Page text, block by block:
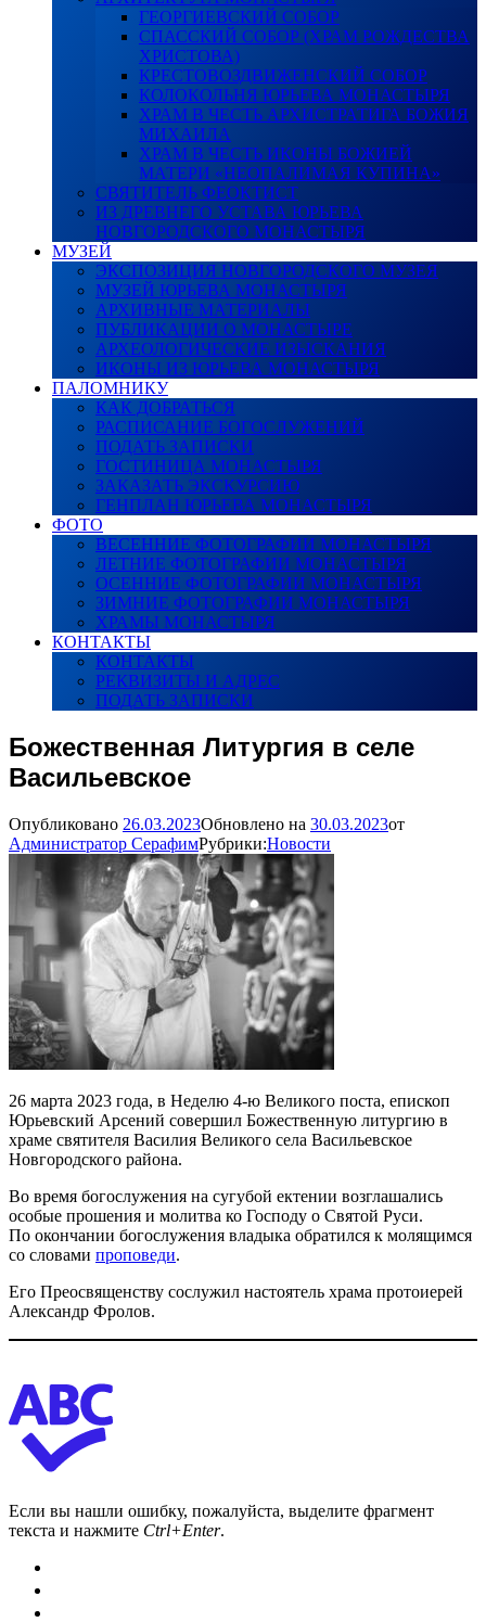
ГЕОРГИЕВСКИЙ СОБОР
СПАССКИЙ СОБОР (ХРАМ РОЖДЕСТВА
ХРИСТОВА)
КРЕСТОВОЗДВИЖЕНСКИЙ СОБОР
КОЛОКОЛЬНЯ ЮРЬЕВА МОНАСТЫРЯ
ХРАМ В ЧЕСТЬ АРХИСТРАТИГА БОЖИЯ
МИХАИЛА
ХРАМ В ЧЕСТЬ ИКОНЫ БОЖИЕЙ
МАТЕРИ «НЕОПАЛИМАЯ КУПИНА»
СВЯТИТЕЛЬ ФЕОКТИСТ
ИЗ ДРЕВНЕГО УСТАВА ЮРЬЕВА
НОВГОРОДСКОГО МОНАСТЫРЯ
МУЗЕЙ
ЭКСПОЗИЦИЯ НОВГОРОДСКОГО МУЗЕЯ
МУЗЕЙ ЮРЬЕВА МОНАСТЫРЯ
АРХИВНЫЕ МАТЕРИАЛЫ
ПУБЛИКАЦИИ О МОНАСТЫРЕ
АРХЕОЛОГИЧЕСКИЕ ИЗЫСКАНИЯ
ИКОНЫ ИЗ ЮРЬЕВА МОНАСТЫРЯ
ПАЛОМНИКУ
КАК ДОБРАТЬСЯ
РАСПИСАНИЕ БОГОСЛУЖЕНИЙ
ПОДАТЬ ЗАПИСКИ
ГОСТИНИЦА МОНАСТЫРЯ
ЗАКАЗАТЬ ЭКСКУРСИЮ
ГЕНПЛАН ЮРЬЕВА МОНАСТЫРЯ
ФОТО
ВЕСЕННИЕ ФОТОГРАФИИ МОНАСТЫРЯ
ЛЕТНИЕ ФОТОГРАФИИ МОНАСТЫРЯ
ОСЕННИЕ ФОТОГРАФИИ МОНАСТЫРЯ
ЗИМНИЕ ФОТОГРАФИИ МОНАСТЫРЯ
ХРАМЫ МОНАСТЫРЯ
КОНТАКТЫ
КОНТАКТЫ
РЕКВИЗИТЫ И АДРЕС
ПОДАТЬ ЗАПИСКИ
Божественная Литургия в селе
Васильевское
Опубликовано 26.03.2023Обновлено на 30.03.2023от
Администратор СерафимРубрики:Новости
26 марта 2023 года, в Неделю 4-ю Великого поста, епископ
Юрьевский Арсений совершил Божественную литургию в
храме святителя Василия Великого села Васильевское
Новгородского района.
Во время богослужения на сугубой ектении возглашались
особые прошения и молитва ко Господу о Святой Руси.
По окончании богослужения владыка обратился к молящимся
со словами проповеди.
Его Преосвященству сослужил настоятель храма протоиерей
Александр Фролов.
Если вы нашли ошибку, пожалуйста, выделите фрагмент
текста и нажмите Ctrl+Enter.